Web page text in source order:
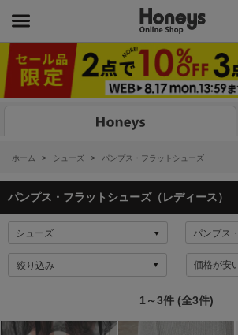
ホーム > シューズ > パンプス・フラットシューズ
パンプス・フラットシューズ（レディース）
絞り込み
1～3件 (全3件)